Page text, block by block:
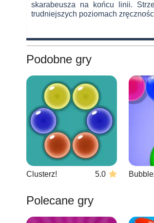
skarabeusza na końcu linii.
trudniejszych poziomach
Podobne gry
Clusterz! 5.0
Polecane gry